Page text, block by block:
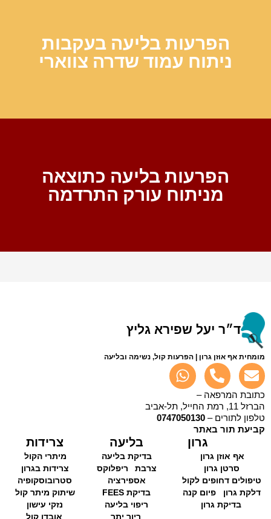
הפרעות בליעה בעקבות
ניתוח עמוד שדרה צווארי
הפרעות בליעה כתוצאה
מניתוח עורק התרדמה
ד״ר יעל שפירא גליץ
מומחית אף אוזן גרון | הפרעות קול, נשימה ובליעה
כתובת המרפאה –
הברזל 11, רמת החייל, תל-אביב
טלפון לתורים – 0747050130
קביעת תור באתר
גרון
אף אוזן גרון
סרטן גרון
טיפולים דחופים לקול
דלקת גרון
פיום קנה
בדיקת גרון
בליעה
בדיקת בליעה
צרבת
ריפלוקס
אספירציה
בדיקת FEES
ריפוי בליעה
ריור יתר
צרידות
מיתרי הקול
צרידות בגרון
סטרובוסקופיה
שיתוק מיתר קול
נזקי עישון
אובדן קול